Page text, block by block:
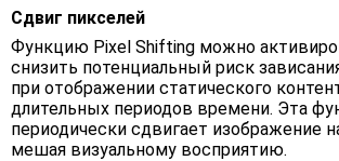
Сдвиг пикселей
Функцию Pixel Shifting можно
снизить потенциальный риск
при отображении статического
длительных периодов времени. Эта
периодически сдвигает изображение
мешая визуальному восприятию.